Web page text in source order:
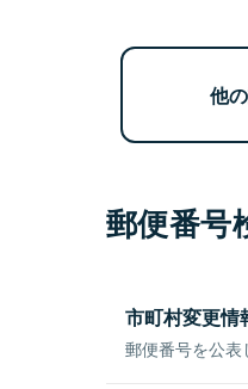
他
郵便番号
市町村変更情
郵便番号を公表